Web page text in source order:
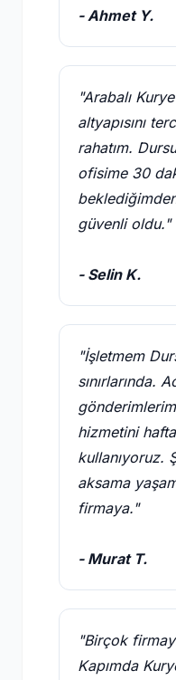
- Ahmet Y.
"Arabalı
altyapısını
rahatım.
ofisime 30
güvenli oldu."
- Selin K.
"İşletmem
sınırlarında.
hizmetini
kullanıyoruz.
aksama
firmaya."
- Murat T.
"Birçok
Kapımda